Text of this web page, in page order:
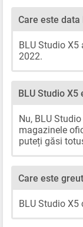
Care este data
BLU Studio
2022.
BLU Studio
Nu, BLU
magazinele
puteți găsi
Care este
BLU Studio